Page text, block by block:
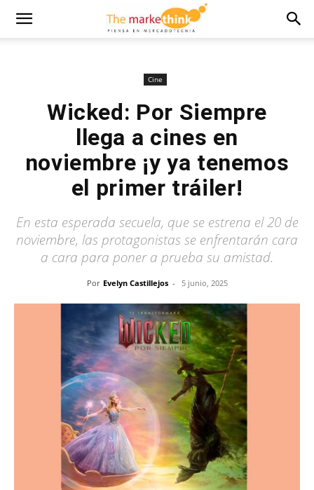
Cine
Wicked: Por Siempre
llega a cines en
noviembre ¡y ya tenemos
el primer tráiler!
En esta esperada secuela, que se estrena el 20 de
noviembre, las protagonistas se enfrentarán cara
a cara para poner a prueba su amistad.
Por Evelyn Castillejos - 5 junio, 2025